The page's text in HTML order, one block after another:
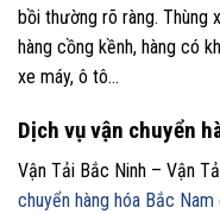
bồi thường rõ ràng. Thùng
hàng cồng kềnh, hàng có
xe máy, ô tô…
Dịch vụ vận chuyển
Vận Tải Bắc Ninh – Vận
chuyển hàng hóa Bắc Nam